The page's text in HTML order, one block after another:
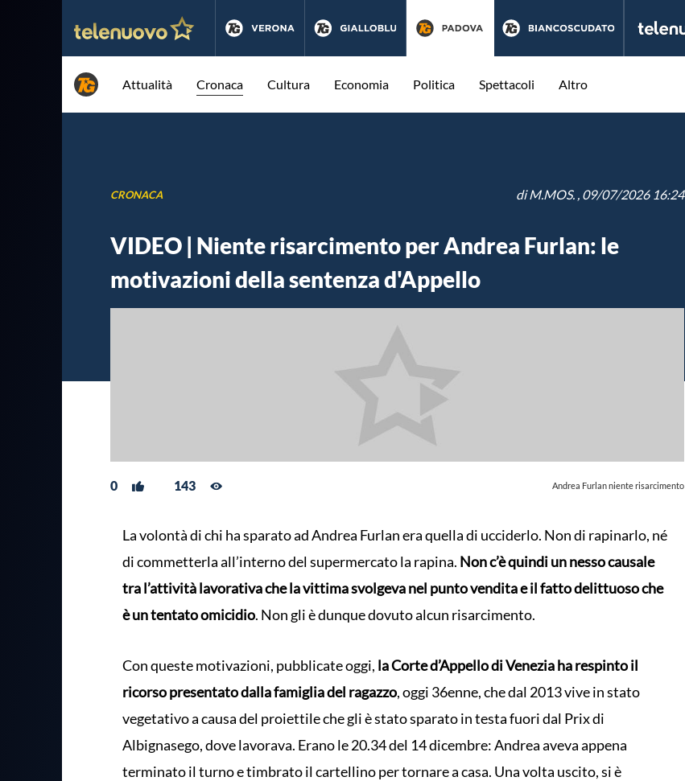
Attualità Cronaca Cultura Economia Politica Spettacoli Altro
CRONACA diM.MOS. , 09/07/2026 16:24
VIDEO | Niente risarcimento per Andrea Furlan: le
motivazioni della sentenza d'Appello
0 143 Andrea Furlan niente risarcimento
La volontà di chi ha sparato ad Andrea Furlan era quella di ucciderlo. Non di rapinarlo, né
di commetterla all’interno del supermercato la rapina. Non c’è quindi un nesso causale
tra l’attività lavorativa che la vittima svolgeva nel punto vendita e il fatto delittuoso che
è un tentato omicidio. Non gli è dunque dovuto alcun risarcimento.
Con queste motivazioni, pubblicate oggi, la Corte d’Appello di Venezia ha respinto il
ricorso presentato dalla famiglia del ragazzo, oggi 36enne, che dal 2013 vive in stato
vegetativo a causa del proiettile che gli è stato sparato in testa fuori dal Prix di
Albignasego, dove lavorava. Erano le 20.34 del 14 dicembre: Andrea aveva appena
terminato il turno e timbrato il cartellino per tornare a casa. Una volta uscito, si è